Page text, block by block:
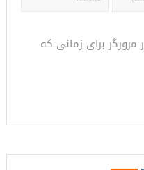
برای زمانی که